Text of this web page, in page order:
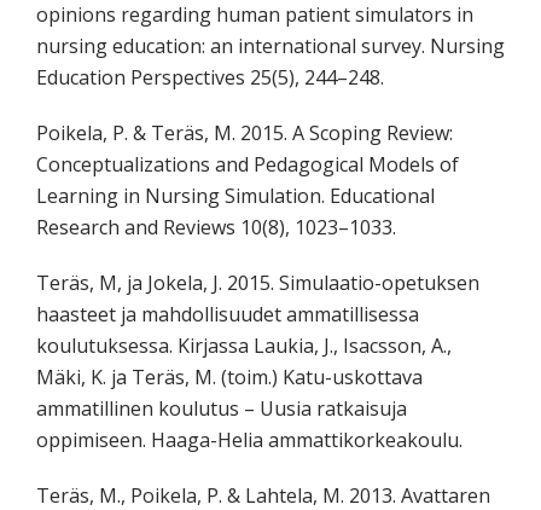
opinions regarding human patient simulators in
nursing education: an international survey. Nursing
Education Perspectives 25(5), 244–248.
Poikela, P. & Teräs, M. 2015. A Scoping Review:
Conceptualizations and Pedagogical Models of
Learning in Nursing Simulation. Educational
Research and Reviews 10(8), 1023–1033.
Teräs, M, ja Jokela, J. 2015. Simulaatio-opetuksen
haasteet ja mahdollisuudet ammatillisessa
koulutuksessa. Kirjassa Laukia, J., Isacsson, A.,
Mäki, K. ja Teräs, M. (toim.) Katu-uskottava
ammatillinen koulutus – Uusia ratkaisuja
oppimiseen. Haaga-Helia ammattikorkeakoulu.
Teräs, M., Poikela, P. & Lahtela, M. 2013. Avattaren